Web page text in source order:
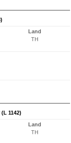
Land
TH
1142)
Land
TH